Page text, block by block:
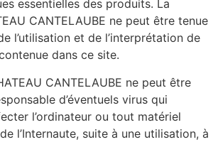
essentielles des produits. La
CANTELAUBE ne peut être tenue
l’utilisation et de l’interprétation de
dans ce site.
CANTELAUBE ne peut être
d’éventuels virus qui
l’ordinateur ou tout matériel
l’Internaute, suite à une utilisation, à